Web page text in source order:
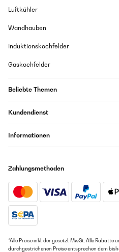
Luftkühler
Wandhauben
Induktionskochfelder
Gaskochfelder
Beliebte Themen
Kundendienst
Informationen
Zahlungsmethoden
*Alle Preise inkl. der gesetzl. MwSt. Alle Rabatte
durchgestrichenen Preise entsprechen dem